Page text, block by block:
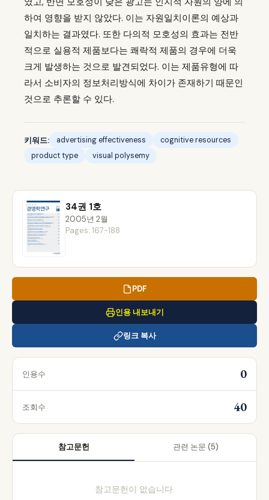
하여 영향을 받지 않았다. 이는 자원일치이론의 예상과
일치하는 결과였다. 또한 다의적 모호성의 효과는 전반
적으로 실용적 제품보다는 쾌락적 제품의 경우에 더욱
크게 발생하는 것으로 발견되었다. 이는 제품유형에 따
라서 소비자의 정보처리방식에 차이가 존재하기 때문인
것으로 추론할 수 있다.
키워드: advertising effectiveness
cognitive resources
product type
visual polysemy
34권 1호
2005년 2월
Pages: 167-188
PDF
인용 내보내기
링크 복사
인용수 0
조회수 40
참고문헌 관련 논문 (5)
참고문헌이 없습니다.